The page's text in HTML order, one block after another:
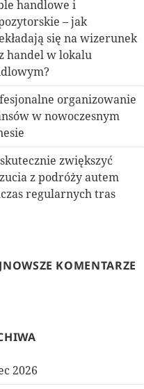
handlowe i
– jak
się na wizerunek
handel w lokalu
organizowanie
w nowoczesnym
zwiększyć
z podróży autem
regularnych tras
KOMENTARZE
2026